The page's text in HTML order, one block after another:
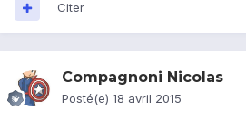
Citer
Compagnoni Nicolas
Posté(e) 18 avril 2015